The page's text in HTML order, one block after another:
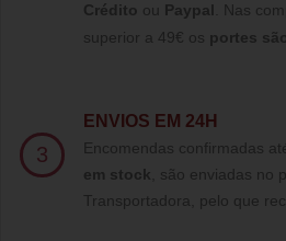
Crédito ou Paypal
Nas
superior a 49€ os portes
3
ENVIOS EM 24H
Encomendas confirmadas
em stock , são enviadas no
Transportadora, pelo que